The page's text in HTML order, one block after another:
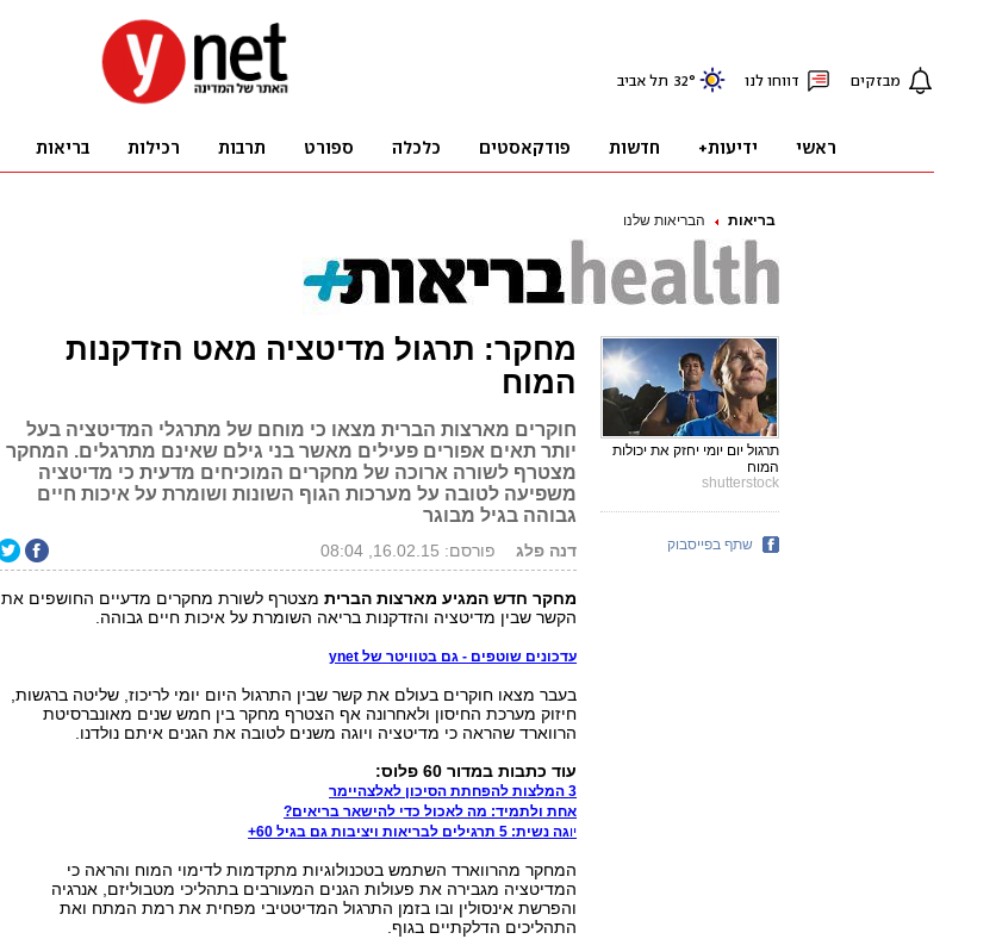
בריאות הבריאות שלנו
מחקר: תרגול מדיטציה מאט הזדקנות
המוח
חוקרים מארצות הברית מצאו כי מוחם של מתרגלי המדיטציה בעל
יותר תאים אפורים פעילים מאשר בני גילם שאינם מתרגלים. המחקר
מצטרף לשורה ארוכה של מחקרים המוכיחים מדעית כי מדיטציה
משפיעה לטובה על מערכות הגוף השונות ושומרת על איכות חיים
גבוהה בגיל מבוגר
דנה פלג פורסם: 16.02.15, 08:04
מחקר חדש המגיע מארצות הבריתמצטרף לשורת מחקרים מדעיים החושפים את
הקשר שבין מדיטציה והזדקנות בריאה השומרת על איכות חיים גבוהה.
עדכונים שוטפים - גם בטוויטר של ynet
בעבר מצאו חוקרים בעולם את קשר שבין התרגול היום יומי לריכוז, שליטה ברגשות,
חיזוק מערכת החיסון ולאחרונה אף הצטרף מחקר בין חמש שנים מאונברסיטת
הרווארד שהראה כי מדיטציה ויוגה משנים לטובה את הגנים איתם נולדנו.
עוד כתבות במדור 60 פלוס:
3 המלצות להפחתת הסיכון לאלצהיימר
אחת ולתמיד: מה לאכול כדי להישאר בריאים?
יוגה נשית: 5 תרגילים לבריאות ויציבות גם בגיל 60+
המחקר מהרווארד השתמש בטכנולוגיות מתקדמות לדימוי המוח והראה כי
המדיטציה מגבירה את פעולות הגנים המעורבים בתהליכי מטבוליזם, אנרגיה
והפרשת אינסולין ובו בזמן התרגול המדיטטיבי מפחית את רמת המתח ואת
התהליכים הדלקתיים בגוף.
תרגול יום יומי יחזק את יכולות
המוח
shutterstock
שתף בפייסבוק